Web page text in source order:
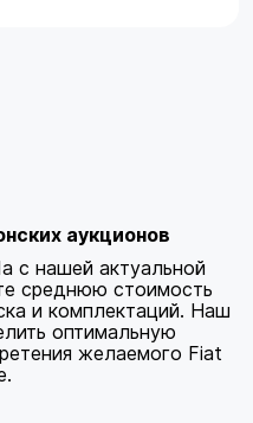
аукционов
с нашей актуальной
среднюю стоимость
и комплектаций. Наш
оптимальную
желаемого Fiat